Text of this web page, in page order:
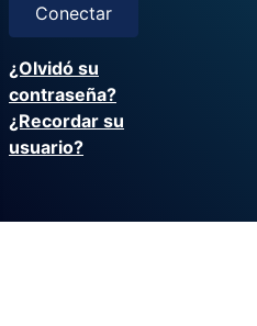
Conectar
¿Olvidó su
contraseña?
¿Recordar su
usuario?